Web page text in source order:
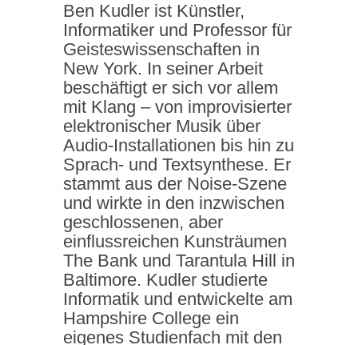
Ben Kudler ist Künstler,
Informatiker und Professor für
Geisteswissenschaften in
New York. In seiner Arbeit
beschäftigt er sich vor allem
mit Klang – von improvisierter
elektronischer Musik über
Audio-Installationen bis hin zu
Sprach- und Textsynthese. Er
stammt aus der Noise-Szene
und wirkte in den inzwischen
geschlossenen, aber
einflussreichen Kunsträumen
The Bank und Tarantula Hill in
Baltimore. Kudler studierte
Informatik und entwickelte am
Hampshire College ein
eigenes Studienfach mit den